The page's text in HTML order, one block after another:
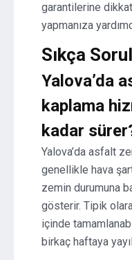
garantilerine
yapmanıza
Sıkça
Yalova’da
kaplama
kadar
Yalova’da asfalt
genellikle hava
zemin durumuna
gösterir. Tipik
içinde
birkaç haftaya